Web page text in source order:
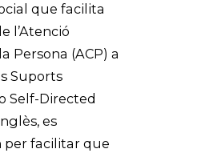
que facilita
l’Atenció
Persona (ACP) a
Suports
Self-Directed
es
per facilitar que